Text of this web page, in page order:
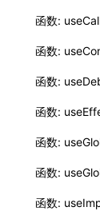
函数:
函数:
函数:
函数:
函数:
函数:
函数: